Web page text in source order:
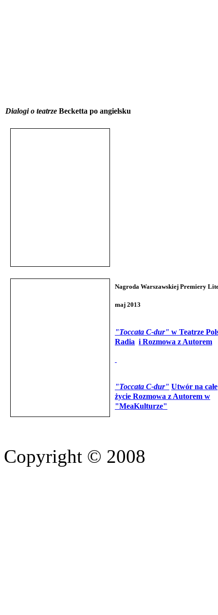
Dialogi o teatrze Becketta po angielsku
Nagroda Warszawskiej Premiery
maj 2013
"Toccata C-dur" w Teatrze
Radia i Rozmowa z Autorem
"Toccata C-dur" Utwór na całe
życie Rozmowa z Autorem w
"MeaKulturze"
Copyright © 2008